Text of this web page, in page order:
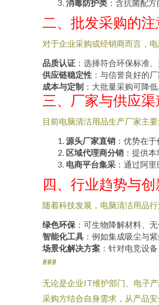
消毒防护类 ：含抗菌配
二、批发采购的
对于企业采购或经销商而言，
品质认证 ：选择符合环保标准
供应链稳定性 ：与信誉良好的
成本与定制 ：大批量采购可降
三、厂家与供应
目前电脑清洁用品生产厂家主
源头厂家直销 ：优势在
区域代理商分销 ：提供
电商平台集采 ：通过阿
四、行业趋势与创
随着科技发展，电脑清洁用品行
绿色环保 ：可生物降解材料、
智能化工具 ：例如集成吸尘与
场景化解决方案 ：针对电竞设
###
无论是企业IT维护部门、电子
采购方结合自身需求，从产品